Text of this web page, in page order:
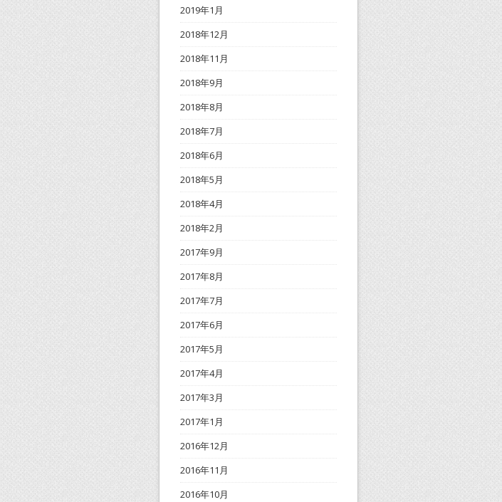
2019年1月
2018年12月
2018年11月
2018年9月
2018年8月
2018年7月
2018年6月
2018年5月
2018年4月
2018年2月
2017年9月
2017年8月
2017年7月
2017年6月
2017年5月
2017年4月
2017年3月
2017年1月
2016年12月
2016年11月
2016年10月